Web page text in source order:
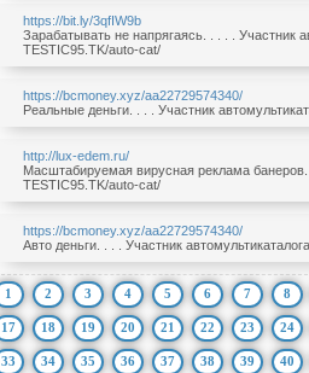
https://bit.ly/3qfIW9b
Зарабатывать не напрягаясь. . . . . Участник
TESTIC95.TK/auto-cat/
https://bcmoney.xyz/aa22729574340/
Реальные деньги. . . . Участник
http://lux-edem.ru/
Масштабируемая вирусная реклама банеров.
TESTIC95.TK/auto-cat/
https://bcmoney.xyz/aa22729574340/
Авто деньги. . . . Участник
1 2 3 4 5 6 7 8
17 18 19 20 21 22 23 24
33 34 35 36 37 38 39 40